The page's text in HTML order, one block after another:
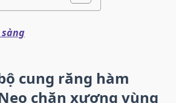
sàng
cung răng hàm
chặn xương vùng